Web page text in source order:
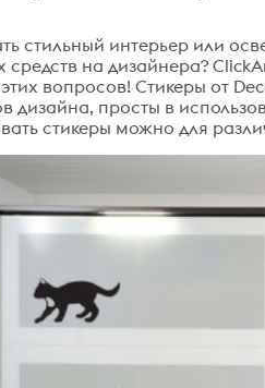
стильный интерьер или
средств на дизайнера?
вопросов! Стикеры от
дизайна, просты в
стикеры можно для